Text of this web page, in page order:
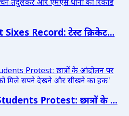
Record: टेस्ट क्रिकेट...
Protest: छात्रों के ...